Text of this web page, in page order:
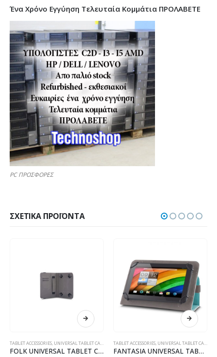
Ένα Χρόνο Εγγύηση Τελευταία Κομμάτια ΠΡΟΛΑΒΕΤΕ
PC ΠΡΟΣΦΟΡΕΣ
ΣΧΕΤΙΚΆ ΠΡΟΪΌΝΤΑ
TABLET ACCESSORIES, UNIVERSAL TABLET CASES
FOLK UNIVERSAL TABLET CASE 9-10''
TABLET ACCESSORIES, UNIVERSAL TABLET CASES
FANTASIA UNIVERSAL TABLET CASE 7-8'' mint